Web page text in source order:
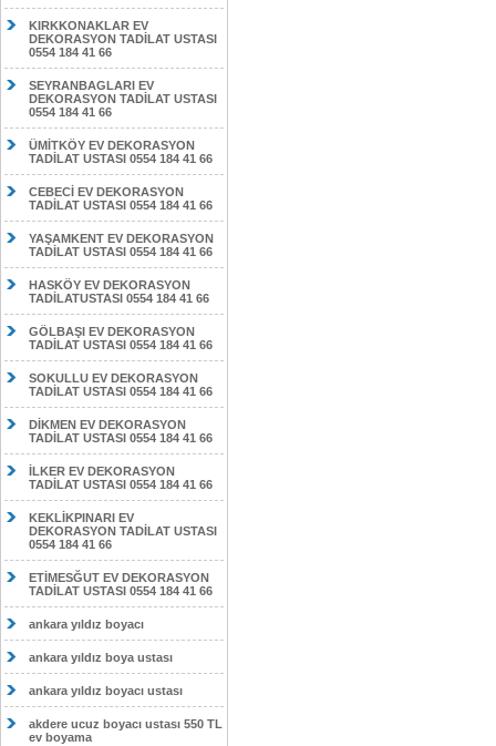
KIRKKONAKLAR EV
DEKORASYON TADİLAT USTASI
0554 184 41 66
SEYRANBAGLARI EV
DEKORASYON TADİLAT USTASI
0554 184 41 66
ÜMİTKÖY EV DEKORASYON
TADİLAT USTASI 0554 184 41 66
CEBECİ EV DEKORASYON
TADİLAT USTASI 0554 184 41 66
YAŞAMKENT EV DEKORASYON
TADİLAT USTASI 0554 184 41 66
HASKÖY EV DEKORASYON
TADİLATUSTASI 0554 184 41 66
GÖLBAŞI EV DEKORASYON
TADİLAT USTASI 0554 184 41 66
SOKULLU EV DEKORASYON
TADİLAT USTASI 0554 184 41 66
DİKMEN EV DEKORASYON
TADİLAT USTASI 0554 184 41 66
İLKER EV DEKORASYON
TADİLAT USTASI 0554 184 41 66
KEKLİKPINARI EV
DEKORASYON TADİLAT USTASI
0554 184 41 66
ETİMESĞUT EV DEKORASYON
TADİLAT USTASI 0554 184 41 66
ankara yıldız boyacı
ankara yıldız boya ustası
ankara yıldız boyacı ustası
akdere ucuz boyacı ustası 550 TL
ev boyama